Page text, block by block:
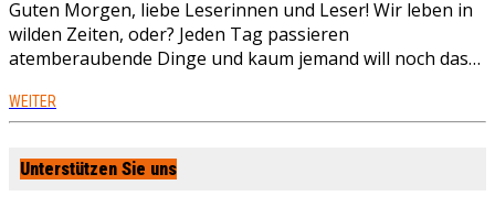
Guten Morgen, liebe Leserinnen und Leser! Wir leben in
wilden Zeiten, oder? Jeden Tag passieren
atemberaubende Dinge und kaum jemand will noch das…
WEITER
Unterstützen Sie uns